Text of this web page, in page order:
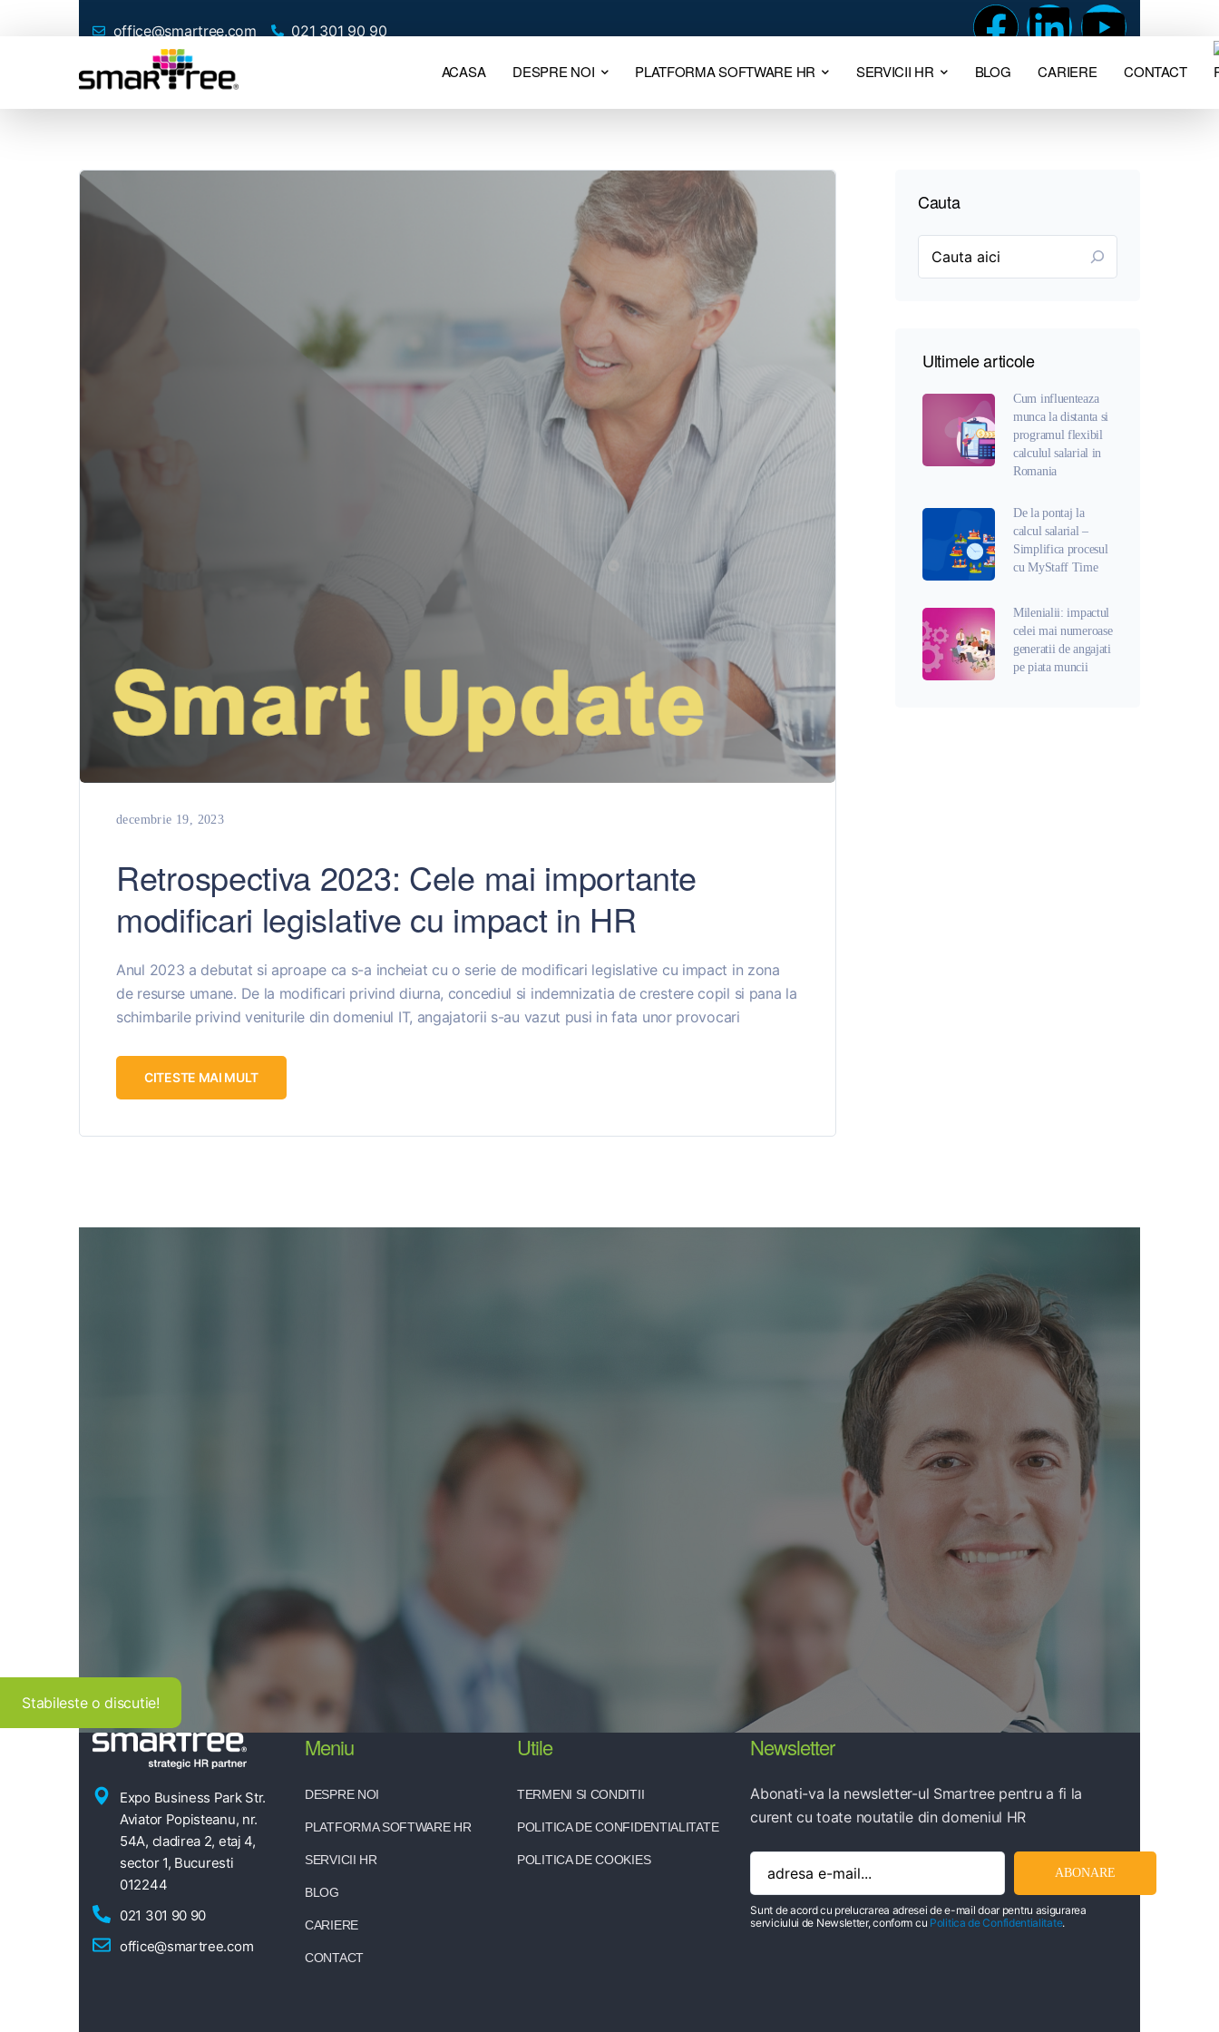
office@smartree.com 021 301 90 90
ACASA DESPRE NOI PLATFORMA SOFTWARE HR SERVICII HR BLOG CARIERE CONTACT
Stabileste o discutie!
decembrie 19, 2023
Retrospectiva 2023: Cele mai importante
modificari legislative cu impact in HR
Anul 2023 a debutat si aproape ca s-a incheiat cu o serie de modificari legislative cu impact in zona
de resurse umane. De la modificari privind diurna, concediul si indemnizatia de crestere copil si pana la
schimbarile privind veniturile din domeniul IT, angajatorii s-au vazut pusi in fata unor provocari
CITESTE MAI MULT
Cauta
Ultimele articole
Cum influenteaza
munca la distanta si
programul flexibil
calculul salarial in
Romania
De la pontaj la
calcul salarial –
Simplifica procesul
cu MyStaff Time
Milenialii: impactul
celei mai numeroase
generatii de angajati
pe piata muncii
Expo Business Park Str.
Aviator Popisteanu, nr.
54A, cladirea 2, etaj 4,
sector 1, Bucuresti
012244
021 301 90 90
office@smartree.com
Meniu
DESPRE NOI
PLATFORMA SOFTWARE HR
SERVICII HR
BLOG
CARIERE
CONTACT
Utile
TERMENI SI CONDITII
POLITICA DE CONFIDENTIALITATE
POLITICA DE COOKIES
Newsletter
Abonati-va la newsletter-ul Smartree pentru a fi la
curent cu toate noutatile din domeniul HR
Sunt de acord cu prelucrarea adresei de e-mail doar pentru asigurarea
serviciului de Newsletter, conform cu Politica de Confidentialitate.